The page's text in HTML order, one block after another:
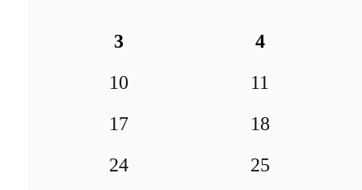
3
4
10
11
17
18
24
25